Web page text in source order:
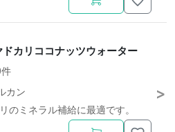
ドカリココナッツウォーター
カン
のミネラル補給に最適です。